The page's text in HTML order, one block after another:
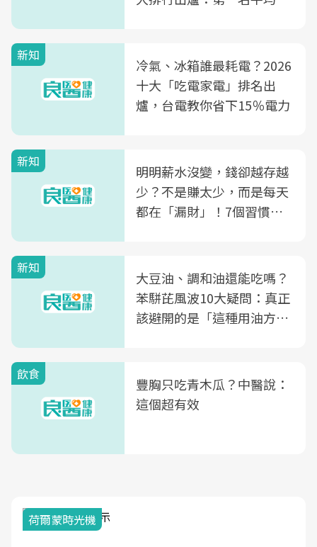
新知
冷氣、冰箱誰最耗電？2026
十大「吃電家電」排名出
爐，台電教你省下15％電力
新知
明明薪水沒變，錢卻越存越
少？不是賺太少，而是每天
都在「漏財」！7個習慣一
新知
大豆油、調和油還能吃嗎？
苯駢芘風波10大疑問：真正
該避開的是「這種用油方
飲食
豐胸只吃青木瓜？中醫說：
這個超有效
荷爾蒙時光機